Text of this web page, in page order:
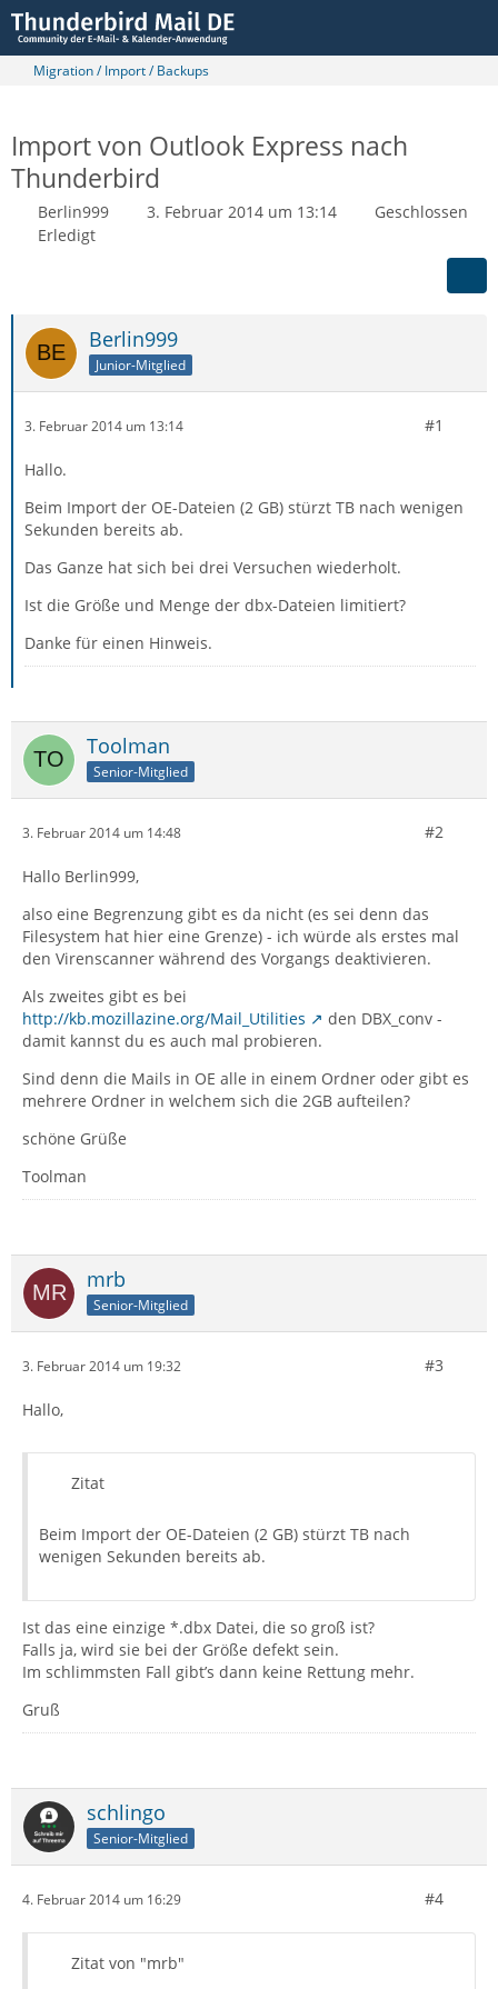
Migration / Import / Backups
Import von Outlook Express nach
Thunderbird
Berlin999 3. Februar 2014 um 13:14
Geschlossen
Erledigt
Berlin999
Junior-Mitglied
3. Februar 2014 um 13:14 #1
Hallo.
Beim Import der OE-Dateien (2 GB) stürzt TB nach wenigen
Sekunden bereits ab.
Das Ganze hat sich bei drei Versuchen wiederholt.
Ist die Größe und Menge der dbx-Dateien limitiert?
Danke für einen Hinweis.
Toolman
Senior-Mitglied
3. Februar 2014 um 14:48 #2
Hallo Berlin999,
also eine Begrenzung gibt es da nicht (es sei denn das
Filesystem hat hier eine Grenze) - ich würde als erstes mal
den Virenscanner während des Vorgangs deaktivieren.
Als zweites gibt es bei
http://kb.mozillazine.org/Mail_Utilities
den DBX_conv -
damit kannst du es auch mal probieren.
Sind denn die Mails in OE alle in einem Ordner oder gibt es
mehrere Ordner in welchem sich die 2GB aufteilen?
schöne Grüße
Toolman
mrb
Senior-Mitglied
3. Februar 2014 um 19:32 #3
Hallo,
Zitat
Beim Import der OE-Dateien (2 GB) stürzt TB nach
wenigen Sekunden bereits ab.
Ist das eine einzige *.dbx Datei, die so groß ist?
Falls ja, wird sie bei der Größe defekt sein.
Im schlimmsten Fall gibt’s dann keine Rettung mehr.
Gruß
schlingo
Senior-Mitglied
4. Februar 2014 um 16:29 #4
Zitat von "mrb"